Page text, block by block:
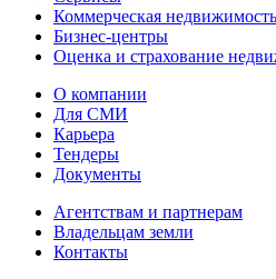
Коммерческая недвижимость
Бизнес-центры
Оценка и страхование
О компании
Для СМИ
Карьера
Тендеры
Документы
Агентствам и партнерам
Владельцам земли
Контакты